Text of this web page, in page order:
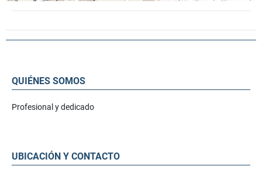
QUIÉNES SOMOS
Profesional y dedicado
UBICACIÓN Y CONTACTO